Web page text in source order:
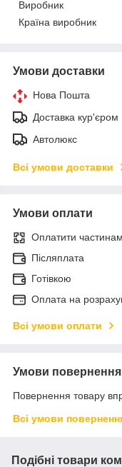
Виробник
Країна виробник
Умови доставки
Нова Пошта
Доставка кур'єром
Автолюкс
Всі умови доставки
Умови оплати
Оплатити
Післяплата
Готівкою
Оплата на
Всі умови оплати
Умови повернення
Повернення товару
Всі умови
Подібні товари